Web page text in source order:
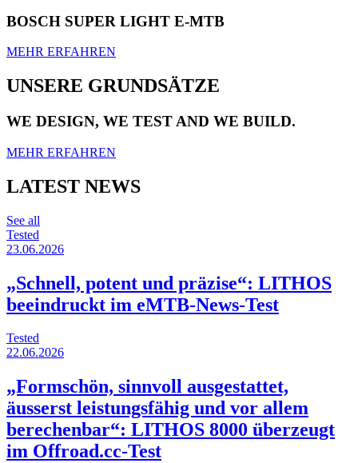
BOSCH SUPER LIGHT E-MTB
MEHR ERFAHREN
UNSERE GRUNDSÄTZE
WE DESIGN, WE TEST AND WE BUILD.
MEHR ERFAHREN
LATEST NEWS
See all
Tested
23.06.2026
„Schnell, potent und präzise“: LITHOS
beeindruckt im eMTB-News-Test
Tested
22.06.2026
„Formschön, sinnvoll ausgestattet,
äusserst leistungsfähig und vor allem
berechenbar“: LITHOS 8000 überzeugt
im Offroad.cc-Test